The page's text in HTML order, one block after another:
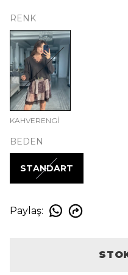
RENK
KAHVERENGİ
BEDEN
STANDART
Paylaş: